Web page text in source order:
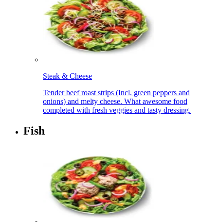
Steak & Cheese​​​​‌ ‍ ​‍​‍‌‍ ‌ ​‍‌‍‍‌‌‍‌ ‌‍‍‌‌‍ ‍​‍​‍​ ‍‍​‍​‍‌ ​ ‌‍​‌‌‍ ‍‌‍‍‌‌ ‌​‌ ‍‌​‍ ‍‌‍‍‌‌‍ ​‍​‍​‍ ​​‍​‍‌‍‍​‌ ​‍‌‍‌‌‌‍‌‍​‍​‍​ ‍‍​‍​‍‌‍‍​‌ ‌​‌ ‌​‌ ​​‌ ​ ​ ‍‍​‍ ​‍ ‌‍ ‍‌‍ ‌ ​‍‌‍‌​‌‍‍‌‌‍​ ​‍ ‌‌‍​‍‌‍‍‌‌ ‌​‌‍‌‌‌ ​ ​‍ ‌‌‍‌ ‌ ​‍‌‍ ‌ ‌‌‌ ​​​‍ ‌‌ ​ ‌ ‌​‌ ‌‌‌‍‌​‌‍‍‌‌‍ ​‍ ‍‌ ‌‍‌‍‌‌‌ ​‍‌‍​ ‌‍‌‌‌‍ ​​‍ ‍‌‍​‌‌ ​​‌ ​​​‍ ‌‍‍‌‌‍ ‍‌ ‌​‌‍‌‌‌‍ ‍‌ ‌​​‍ ‌‍‌‌‌‍‌​‌‍‍‌‌ ‌​​‍ ‌‍ ‌‌‍ ‌‍‌​‌‍‌‌​ ‌‌ ​​‌ ​‍‌‍‌‌‌ ​ ‌‍‌‌‌‍ ‍‌ ‌​‌‍​‌‌ ‌​‌‍‍‌‌‍ ‌‍ ‍​ ‍ ‌‍‍‌‌‍‌​​ ‌​ ‌‍​ ‌‍‌‍​‌​ ​‌​ ​​​ ‍‌​ ‍‌‌‍‌‌​‍ ‌​ ​‍‌‍‌​‌‍‌‍​ ​​​‍ ‌​ ‌​​ ​​‌‍‌​​ ‌ ​‍ ‌​ ‍‌​ ‌‌​ ‍​‌‍‌‌​‍ ‌​ ‌‍​ ‍​​ ​‍​ ‌‌​ ​​​ ‌‌‌‍‌‌‌‍​‌​ ‍‌‌‍‌‌​ ‌‍​ ‌‌​ ‍ ‌ ‌​‌ ‍‌‌ ​​‌‍‌‌​ ‌‌ ​​‌ ​‍‌‍ ‌‍‌​‌ ‌‌‌‍​ ‌ ‌​​ ‍ ‌ ​​‌‍​‌‌ ‌​‌‍‍​​ ‌‌‍ ‍‌‍​‌‌‍ ‌‌‍‌‌​‍‌‌​ ‌‌‌​​‍‌‌ ‌‍‍ ‌‍‌‌‌ ‍‌​‍‌‌​ ​ ‌​‌​​‍‌‌​ ​ ‌​‌​​‍‌‌​ ​‍​ ​‍‌‍‌‌‌‍ ‍​‍‌‌​ ​‍​ ​‍​‍‌‌​ ‌‌‌​‌​​‍ ‍‌ ‌‍‌‍​‌‌‍ ​‌ ‌‌‌‍‌‌​ ‌‍​‍‌‍​‌‌ ​ ‌‍‌‌‌‌‌‌‌ ​‍‌‍ ​​ ‌‌‍‍​‌ ‌​‌ ‌​‌ ​​‌ ​ ​‍‌‌​ ​ ‌​​‌​‍‌‌​ ​‍‌​‌‍​‍‌‌​ ​‍‌​‌‍‌‍ ‍‌‍ ‌ ​‍‌‍‌​‌‍‍‌‌‍​ ​‍ ‌‌‍​‍‌‍‍‌‌ ‌​‌‍‌‌‌ ​ ​‍ ‌‌‍‌ ‌ ​‍‌‍ ‌ ‌‌‌ ​​​‍ ‌‌ ​ ‌ ‌​‌ ‌‌‌‍‌​‌‍‍‌‌‍ ​‍ ‍‌ ‌‍‌‍‌‌‌ ​‍‌‍​ ‌‍‌‌‌‍ ​​‍ ‍‌‍​‌‌ ​​‌ ​​​‍‌‍‌‍‍‌‌‍‌​​ ‌​ ‌‍​ ‌‍‌‍​‌​ ​‌​ ​​​ ‍‌​ ‍‌‌‍‌‌​‍ ‌​ ​‍‌‍‌​‌‍‌‍​ ​​​‍ ‌​ ‌​​ ​​‌‍‌​​ ‌ ​‍ ‌​ ‍‌​ ‌‌​ ‍​‌‍‌‌​‍ ‌​ ‌‍​ ‍​​ ​‍​ ‌‌​ ​​​ ‌‌‌‍‌‌‌‍​‌​ ‍‌‌‍‌‌​ ‌‍​ ‌‌​‍‌‍‌ ‌​‌ ‍‌‌ ​​‌‍‌‌​ ‌‌ ​​‌ ​‍‌‍ ‌‍‌​‌ ‌‌‌‍​ ‌ ‌​​‍‌‍‌ ​​‌‍​‌‌ ‌​‌‍‍​​ ‌‌‍ ‍‌‍​‌‌‍ ‌‌‍‌‌​‍‌‌​ ‌‌‌​​‍‌‌ ‌‍‍ ‌‍‌‌‌ ‍‌​‍‌‌​ ​ ‌​‌​​‍‌‌​ ​ ‌​‌​​‍‌‌​ ​‍​ ​‍‌‍‌‌‌‍ ‍​‍‌‌​ ​‍​ ​‍​‍‌‌​ ‌‌‌​‌​​‍ ‍‌ ‌‍‌‍​‌‌‍ ​‌ ‌‌‌‍‌‌​‍‌‍‌ ​​‌‍‌‌‌ ​‍‌ ​ ‌ ​​‌‍‌‌‌‍​ ‌ ‌​‌‍‍‌‌ ‌‍‌‍‌‌​ ‌‌ ​​‌ ‌‌‌‍​‍‌‍ ​‌‍‍‌‌ ​ ‌‍‍​‌‍‌‌‌‍‌​​‍​‍‌ ‌
Tender beef roast strips (Incl. green peppers and
onions) and melty cheese. What awesome food
completed with fresh veggies and tasty dressing.​​​​‌ ‍ ​‍​‍‌‍ ‌ ​‍‌‍‍‌‌‍‌ ‌‍‍‌‌‍ ‍​‍​‍​ ‍‍​‍​‍‌ ​ ‌‍​‌‌‍ ‍‌‍‍‌‌ ‌​‌ ‍‌​‍ ‍‌‍‍‌‌‍ ​‍​‍​‍ ​​‍​‍‌‍‍​‌ ​‍‌‍‌‌‌‍‌‍​‍​‍​ ‍‍​‍​‍‌‍‍​‌ ‌​‌ ‌​‌ ​​‌ ​ ​ ‍‍​‍ ​‍ ‌‍ ‍‌‍ ‌ ​‍‌‍‌​‌‍‍‌‌‍​ ​‍ ‌‌‍​‍‌‍‍‌‌ ‌​‌‍‌‌‌ ​ ​‍ ‌‌‍‌ ‌ ​‍‌‍ ‌ ‌‌‌ ​​​‍ ‌‌ ​ ‌ ‌​‌ ‌‌‌‍‌​‌‍‍‌‌‍ ​‍ ‍‌ ‌‍‌‍‌‌‌ ​‍‌‍​ ‌‍‌‌‌‍ ​​‍ ‍‌‍​‌‌ ​​‌ ​​​‍ ‌‍‍‌‌‍ ‍‌ ‌​‌‍‌‌‌‍ ‍‌ ‌​​‍ ‌‍‌‌‌‍‌​‌‍‍‌‌ ‌​​‍ ‌‍ ‌‌‍ ‌‍‌​‌‍‌‌​ ‌‌ ​​‌ ​‍‌‍‌‌‌ ​ ‌‍‌‌‌‍ ‍‌ ‌​‌‍​‌‌ ‌​‌‍‍‌‌‍ ‌‍ ‍​ ‍ ‌‍‍‌‌‍‌​​ ‌​ ‌‍​ ‌‍‌‍​‌​ ​‌​ ​​​ ‍‌​ ‍‌‌‍‌‌​‍ ‌​ ​‍‌‍‌​‌‍‌‍​ ​​​‍ ‌​ ‌​​ ​​‌‍‌​​ ‌ ​‍ ‌​ ‍‌​ ‌‌​ ‍​‌‍‌‌​‍ ‌​ ‌‍​ ‍​​ ​‍​ ‌‌​ ​​​ ‌‌‌‍‌‌‌‍​‌​ ‍‌‌‍‌‌​ ‌‍​ ‌‌​ ‍ ‌ ‌​‌ ‍‌‌ ​​‌‍‌‌​ ‌‌ ​​‌ ​‍‌‍ ‌‍‌​‌ ‌‌‌‍​ ‌ ‌​​ ‍ ‌ ​​‌‍​‌‌ ‌​‌‍‍​​ ‌‌ ​ ‌‍‍​‌‍ ‌ ​‍‌ ‌​‌​‌​‌‍‌‌‌ ​ ‌‍​ ‌ ​‍‌‍‍‌‌ ​​‌ ‌​‌‍‍‌‌‍ ‌‍ ‍​‍‌‌​ ‌‌‌​​‍‌‌ ‌‍‍ ‌‍‌‌‌ ‍‌​‍‌‌​ ​ ‌​‌​​‍‌‌​ ​ ‌​‌​​‍‌‌​ ​‍​ ​‍‌‍‌‌‌‍ ‍​‍‌‌​ ​‍​ ​‍​‍‌‌​ ‌‌‌​‌​​‍ ‍‌ ‌‍‌‍​‌‌‍ ​‌ ‌‌‌‍‌‌​ ‌‍​‍‌‍​‌‌ ​ ‌‍‌‌‌‌‌‌‌ ​‍‌‍ ​​ ‌‌‍‍​‌ ‌​‌ ‌​‌ ​​‌ ​ ​‍‌‌​ ​ ‌​​‌​‍‌‌​ ​‍‌​‌‍​‍‌‌​ ​‍‌​‌‍‌‍ ‍‌‍ ‌ ​‍‌‍‌​‌‍‍‌‌‍​ ​‍ ‌‌‍​‍‌‍‍‌‌ ‌​‌‍‌‌‌ ​ ​‍ ‌‌‍‌ ‌ ​‍‌‍ ‌ ‌‌‌ ​​​‍ ‌‌ ​ ‌ ‌​‌ ‌‌‌‍‌​‌‍‍‌‌‍ ​‍ ‍‌ ‌‍‌‍‌‌‌ ​‍‌‍​ ‌‍‌‌‌‍ ​​‍ ‍‌‍​‌‌ ​​‌ ​​​‍‌‍‌‍‍‌‌‍‌​​ ‌​ ‌‍​ ‌‍‌‍​‌​ ​‌​ ​​​ ‍‌​ ‍‌‌‍‌‌​‍ ‌​ ​‍‌‍‌​‌‍‌‍​ ​​​‍ ‌​ ‌​​ ​​‌‍‌​​ ‌ ​‍ ‌​ ‍‌​ ‌‌​ ‍​‌‍‌‌​‍ ‌​ ‌‍​ ‍​​ ​‍​ ‌‌​ ​​​ ‌‌‌‍‌‌‌‍​‌​ ‍‌‌‍‌‌​ ‌‍​ ‌‌​‍‌‍‌ ‌​‌ ‍‌‌ ​​‌‍‌‌​ ‌‌ ​​‌ ​‍‌‍ ‌‍‌​‌ ‌‌‌‍​ ‌ ‌​​‍‌‍‌ ​​‌‍​‌‌ ‌​‌‍‍​​ ‌‌ ​ ‌‍‍​‌‍ ‌ ​‍‌ ‌​‌​‌​‌‍‌‌‌ ​ ‌‍​ ‌ ​‍‌‍‍‌‌ ​​‌ ‌​‌‍‍‌‌‍ ‌‍ ‍​‍‌‌​ ‌‌‌​​‍‌‌ ‌‍‍ ‌‍‌‌‌ ‍‌​‍‌‌​ ​ ‌​‌​​‍‌‌​ ​ ‌​‌​​‍‌‌​ ​‍​ ​‍‌‍‌‌‌‍ ‍​‍‌‌​ ​‍​ ​‍​‍‌‌​ ‌‌‌​‌​​‍ ‍‌ ‌‍‌‍​‌‌‍ ​‌ ‌‌‌‍‌‌​‍‌‍‌ ​​‌‍‌‌‌ ​‍‌ ​ ‌ ​​‌‍‌‌‌‍​ ‌ ‌​‌‍‍‌‌ ‌‍‌‍‌‌​ ‌‌ ​​‌ ‌‌‌‍​‍‌‍ ​‌‍‍‌‌ ​ ‌‍‍​‌‍‌‌‌‍‌​​‍​‍‌ ‌
Fish​​​​‌ ‍ ​‍​‍‌‍ ‌ ​‍‌‍‍‌‌‍‌ ‌‍‍‌‌‍ ‍​‍​‍​ ‍‍​‍​‍‌ ​ ‌‍​‌‌‍ ‍‌‍‍‌‌ ‌​‌ ‍‌​‍ ‍‌‍‍‌‌‍ ​‍​‍​‍ ​​‍​‍‌‍‍​‌ ​‍‌‍‌‌‌‍‌‍​‍​‍​ ‍‍​‍​‍‌‍‍​‌ ‌​‌ ‌​‌ ​​‌ ​ ​ ‍‍​‍ ​‍ ‌‍ ‍‌‍ ‌ ​‍‌‍‌​‌‍‍‌‌‍​ ​‍ ‌‌‍​‍‌‍‍‌‌ ‌​‌‍‌‌‌ ​ ​‍ ‌‌‍‌ ‌ ​‍‌‍ ‌ ‌‌‌ ​​​‍ ‌‌ ​ ‌ ‌​‌ ‌‌‌‍‌​‌‍‍‌‌‍ ​‍ ‍‌ ‌‍‌‍‌‌‌ ​‍‌‍​ ‌‍‌‌‌‍ ​​‍ ‍‌‍​‌‌ ​​‌ ​​​‍ ‌‍‍‌‌‍ ‍‌ ‌​‌‍‌‌‌‍ ‍‌ ‌​​‍ ‌‍‌‌‌‍‌​‌‍‍‌‌ ‌​​‍ ‌‍ ‌‌‍ ‌‍‌​‌‍‌‌​ ‌‌ ​​‌ ​‍‌‍‌‌‌ ​ ‌‍‌‌‌‍ ‍‌ ‌​‌‍​‌‌ ‌​‌‍‍‌‌‍ ‌‍ ‍​ ‍ ‌‍‍‌‌‍‌​​ ‌​ ​​​ ‌​​ ‌​‌‍​‍​ ‌​‌‍​‌​ ‍‌‌‍​‍​‍ ‌​ ‍‌‌‍‌‍‌‍‌​‌‍​ ​‍ ‌​ ‌​‌‍‌​​ ‌‍‌‍‌‌​‍ ‌‌‍​‍​ ‌‌​ ‍​‌‍‌​​‍ ‌​ ​​‌‍‌‌​ ​ ​ ‌‌‌‍‌‍​ ‌ ‌‍‌‍​ ‌ ‌‍‌‍​ ‍​​ ​‍‌‍​ ​ ‍ ‌ ‌​‌ ‍‌‌ ​​‌‍‌‌​ ‌‌ ​ ‌ ‌‌‌‍​‍‌‍​ ‌‍​‌‌ ‌​‌‍‌‌‌‍‌ ‌‍ ‌ ​‍‌ ‍‌​ ‍ ‌ ​​‌‍​‌‌ ‌​‌‍‍​​ ‌‌‍ ‍‌‍​‌‌‍ ‌‌‍‌‌​‍‌‌​ ‌‌‌​​‍‌‌ ‌‍‍ ‌‍‌‌‌ ‍‌​‍‌‌​ ​ ‌​‌​​‍‌‌​ ​ ‌​‌​​‍‌‌​ ​‍​ ​‍‌‍‌‌‌‍ ‍​‍‌‌​ ​‍​ ​‍​‍‌‌​ ‌‌‌​‌​​‍ ‍‌ ‌‍‌‍​‌‌‍ ​‌ ‌‌‌‍‌‌​ ‌‍​‍‌‍​‌‌ ​ ‌‍‌‌‌‌‌‌‌ ​‍‌‍ ​​ ‌‌‍‍​‌ ‌​‌ ‌​‌ ​​‌ ​ ​‍‌‌​ ​ ‌​​‌​‍‌‌​ ​‍‌​‌‍​‍‌‌​ ​‍‌​‌‍‌‍ ‍‌‍ ‌ ​‍‌‍‌​‌‍‍‌‌‍​ ​‍ ‌‌‍​‍‌‍‍‌‌ ‌​‌‍‌‌‌ ​ ​‍ ‌‌‍‌ ‌ ​‍‌‍ ‌ ‌‌‌ ​​​‍ ‌‌ ​ ‌ ‌​‌ ‌‌‌‍‌​‌‍‍‌‌‍ ​‍ ‍‌ ‌‍‌‍‌‌‌ ​‍‌‍​ ‌‍‌‌‌‍ ​​‍ ‍‌‍​‌‌ ​​‌ ​​​‍‌‍‌‍‍‌‌‍‌​​ ‌​ ​​​ ‌​​ ‌​‌‍​‍​ ‌​‌‍​‌​ ‍‌‌‍​‍​‍ ‌​ ‍‌‌‍‌‍‌‍‌​‌‍​ ​‍ ‌​ ‌​‌‍‌​​ ‌‍‌‍‌‌​‍ ‌‌‍​‍​ ‌‌​ ‍​‌‍‌​​‍ ‌​ ​​‌‍‌‌​ ​ ​ ‌‌‌‍‌‍​ ‌ ‌‍‌‍​ ‌ ‌‍‌‍​ ‍​​ ​‍‌‍​ ​‍‌‍‌ ‌​‌ ‍‌‌ ​​‌‍‌‌​ ‌‌ ​ ‌ ‌‌‌‍​‍‌‍​ ‌‍​‌‌ ‌​‌‍‌‌‌‍‌ ‌‍ ‌ ​‍‌ ‍‌​‍‌‍‌ ​​‌‍​‌‌ ‌​‌‍‍​​ ‌‌‍ ‍‌‍​‌‌‍ ‌‌‍‌‌​‍‌‌​ ‌‌‌​​‍‌‌ ‌‍‍ ‌‍‌‌‌ ‍‌​‍‌‌​ ​ ‌​‌​​‍‌‌​ ​ ‌​‌​​‍‌‌​ ​‍​ ​‍‌‍‌‌‌‍ ‍​‍‌‌​ ​‍​ ​‍​‍‌‌​ ‌‌‌​‌​​‍ ‍‌ ‌‍‌‍​‌‌‍ ​‌ ‌‌‌‍‌‌​‍‌‍‌ ​​‌‍‌‌‌ ​‍‌ ​ ‌ ​​‌‍‌‌‌‍​ ‌ ‌​‌‍‍‌‌ ‌‍‌‍‌‌​ ‌‌ ​​‌ ‌‌‌‍​‍‌‍ ​‌‍‍‌‌ ​ ‌‍‍​‌‍‌‌‌‍‌​​‍​‍‌ ‌